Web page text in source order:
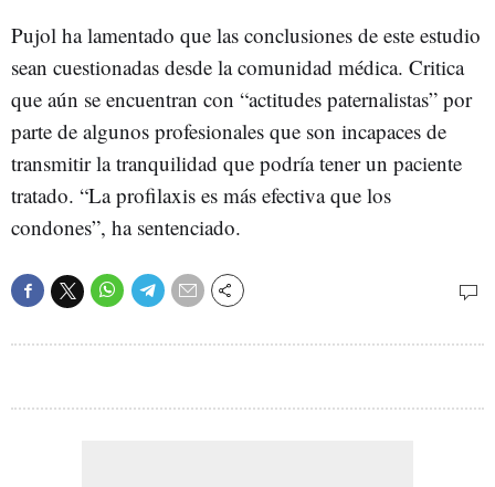
Pujol ha lamentado que las conclusiones de este estudio
sean cuestionadas desde la comunidad médica. Critica
que aún se encuentran con “actitudes paternalistas” por
parte de algunos profesionales que son incapaces de
transmitir la tranquilidad que podría tener un paciente
tratado. “La profilaxis es más efectiva que los
condones”, ha sentenciado.